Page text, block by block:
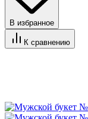
В избранное
К сравнению